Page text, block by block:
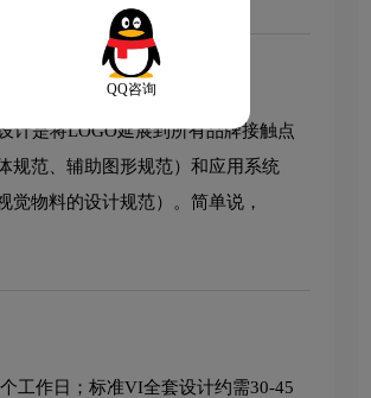
计是将LOGO延展到所有品牌接触点
规范、辅助图形规范）和应用系统
觉物料的设计规范）。简单说，
工作日；标准VI全套设计约需30-45
QQ咨询